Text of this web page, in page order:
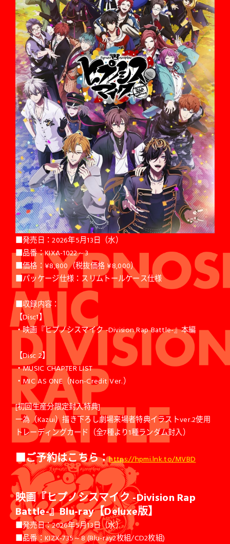
■発売日：2026年5月13日（水）
■品番：KIXA-1022～3
■価格：¥8,800（税抜価格 ¥8,000）
■パッケージ仕様：スリムトールケース仕様
■収録内容：
【Disc1】
・映画『ヒプノシスマイク -Division Rap Battle-』本編
【Disc 2】
・MUSIC CHAPTER LIST
・MIC AS ONE（Non-Credit Ver.）
[初回生産分限定封入特典]
一為（Kazui）描き下ろし劇場来場者特典イラストver.2使用
トレーディングカード（全7種より1種ランダム封入）
■ご予約はこちら：https://hpmi.lnk.to/MVBD
映画『ヒプノシスマイク -Division Rap
Battle-』Blu-ray【Deluxe版】
■発売日：2026年5月13日（水）
■品番：KIZX-735～8 (Blu-ray2枚組/CD2枚組)